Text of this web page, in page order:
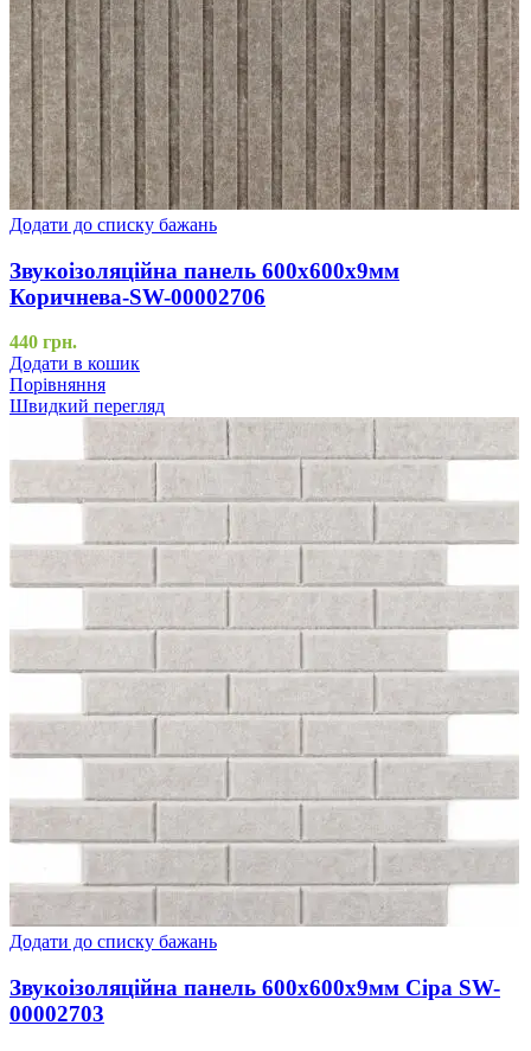
Додати до списку бажань
Звукоізоляційна панель 600х600х9мм
Коричнева-SW-00002706
440 грн.
Додати в кошик
Порівняння
Швидкий перегляд
Додати до списку бажань
Звукоізоляційна панель 600х600х9мм Сіра SW-
00002703